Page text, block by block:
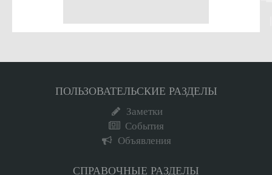
ПОЛЬЗОВАТЕЛЬСКИЕ РАЗДЕЛЫ
Заметки
События
Объявления
СПРАВОЧНЫЕ РАЗДЕЛЫ